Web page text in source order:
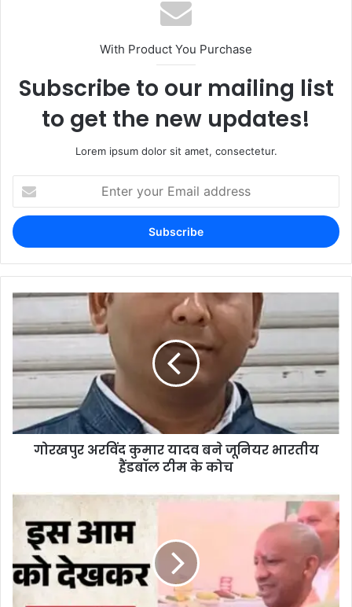
With Product You Purchase
Subscribe to our mailing list
to get the new updates!
Lorem ipsum dolor sit amet, consectetur.
गोरखपुर अरविंद कुमार यादव बने जूनियर भारतीय
हैंडबॉल टीम के कोच